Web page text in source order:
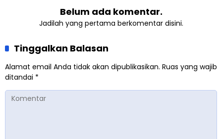
Belum ada komentar.
Jadilah yang pertama berkomentar disini.
Tinggalkan Balasan
Alamat email Anda tidak akan dipublikasikan. Ruas yang wajib
ditandai *